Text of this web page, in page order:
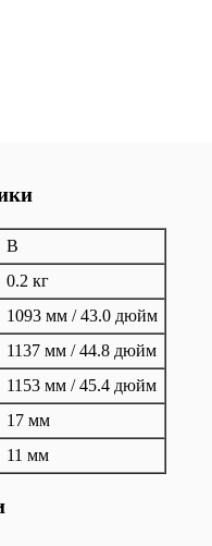
B
0.2 кг
1093 мм / 43.0 дюйм
1137 мм / 44.8 дюйм
1153 мм / 45.4 дюйм
17 мм
11 мм